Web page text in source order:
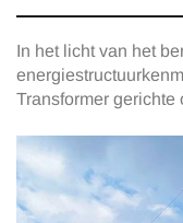
In het licht van het
Transformer